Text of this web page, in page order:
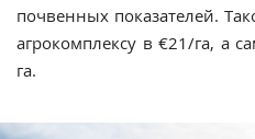
почвенных показателей.
агрокомплексу в €21/га, а
га.